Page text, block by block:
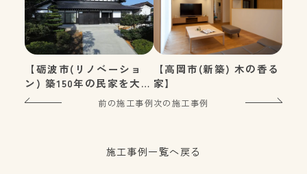
【砺波市(リノベーショ
ン) 築150年の民家を大改
修 古民家再生の家】
前の施工事例
【高岡市(新築) 木の香る
家】
次の施工事例
施工事例一覧へ戻る